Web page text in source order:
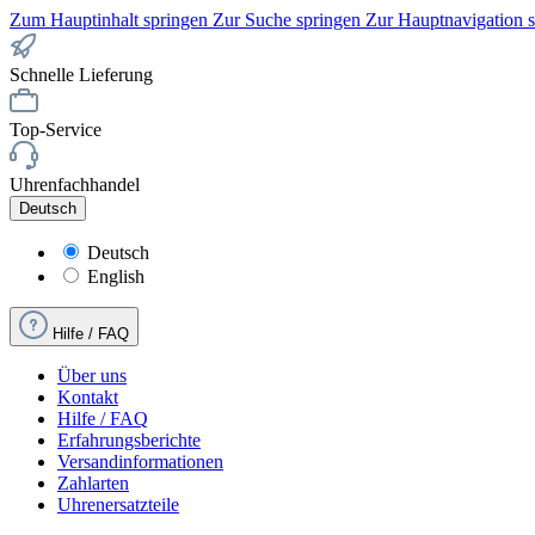
Zum Hauptinhalt springen Zur Suche springen Zur Hauptnavigation
Schnelle Lieferung
Top-Service
Uhrenfachhandel
Deutsch
Deutsch
English
Hilfe / FAQ
Über uns
Kontakt
Hilfe / FAQ
Erfahrungsberichte
Versandinformationen
Zahlarten
Uhrenersatzteile